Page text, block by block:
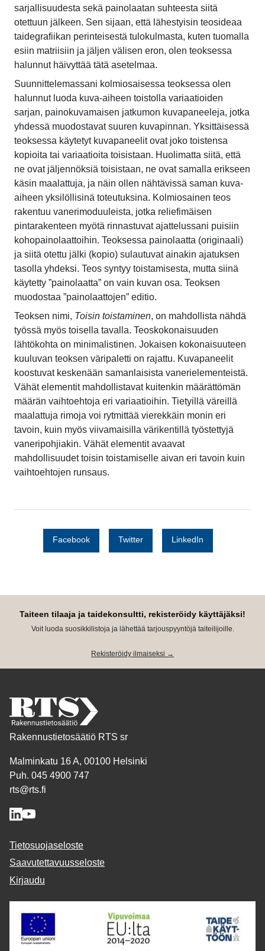
sarjallisuudesta sekä painolaatan suhteesta siitä
otettuun jälkeen. Sen sijaan, että lähestyisin teosideaa
taidegrafiikan perinteisestä tulokulmasta, kuten tuomalla
esiin matriisiin ja jäljen välisen eron, olen teoksessa
halunnut häivyttää tätä asetelmaa.
Suunnittelemassani kolmiosaisessa teoksessa olen
halunnut luoda kuva-aiheen toistolla variaatioiden
sarjan, painokuvamaisen jatkumon kuvapaneeleja, jotka
yhdessä muodostavat suuren kuvapinnan. Yksittäisessä
teoksessa käytetyt kuvapaneelit ovat joko toistensa
kopioita tai variaatioita toisistaan. Huolimatta siitä, että
ne ovat jäljennöksiä toisistaan, ne ovat samalla erikseen
käsin maalattuja, ja näin ollen nähtävissä saman kuva-
aiheen yksilöllisinä toteutuksina. Kolmiosainen teos
rakentuu vanerimoduuleista, jotka reliefimäisen
pintarakenteen myötä rinnastuvat ajattelussani puisiin
kohopainolaattoihin. Teoksessa painolaatta (originaali)
ja siitä otettu jälki (kopio) sulautuvat ainakin ajatuksen
tasolla yhdeksi. Teos syntyy toistamisesta, mutta siinä
käytetty ”painolaatta” on vain kuvan osa. Teoksen
muodostaa ”painolaattojen” editio.
Teoksen nimi, Toisin toistaminen, on mahdollista nähdä
työssä myös toisella tavalla. Teoskokonaisuuden
lähtökohta on minimalistinen. Jokaisen kokonaisuuteen
kuuluvan teoksen väripaletti on rajattu. Kuvapaneelit
koostuvat keskenään samanlaisista vanerielementeistä.
Vähät elementit mahdollistavat kuitenkin määrättömän
määrän vaihtoehtoja eri variaatioihin. Tietyillä väreillä
maalattuja rimoja voi rytmittää vierekkäin monin eri
tavoin, kuin myös viivamaisilla värikentillä työstettyjä
vaneripohjiakin. Vähät elementit avaavat
mahdollisuudet toisin toistamiselle aivan eri tavoin kuin
vaihtoehtojen runsaus.
Facebook Twitter LinkedIn
Taiteen tilaaja ja taidekonsultti, rekisteröidy käyttäjäksi!
Voit luoda suosikkilistoja ja lähettää tarjouspyyntöjä taiteilijoille.
Rekisteröidy ilmaiseksi →
Rakennustietosäätiö RTS sr
Malminkatu 16 A, 00100 Helsinki
Puh. 045 4900 747
rts@rts.fi
Tietosuojaseloste
Saavutettavuusseloste
Kirjaudu